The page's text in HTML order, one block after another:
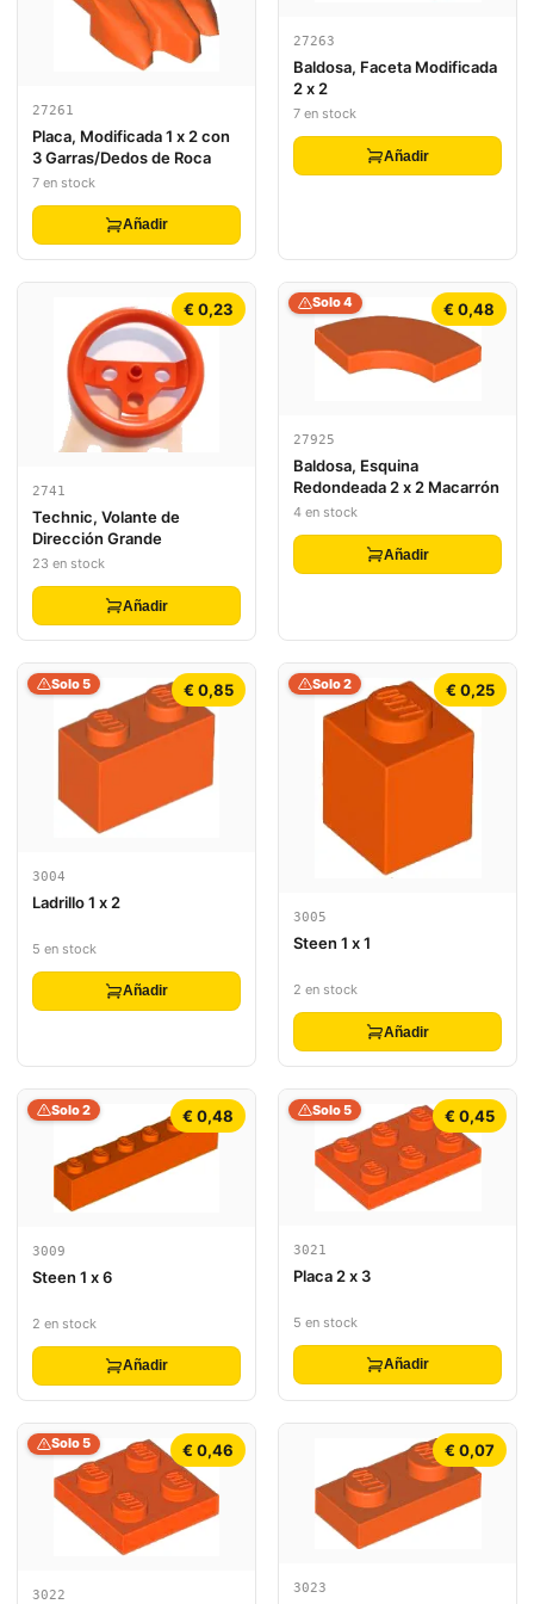
27261
Placa, Modificada 1 x 2 con
3 Garras/Dedos de Roca
7 en stock
Añadir
27263
Baldosa, Faceta Modificada
2 x 2
7 en stock
Añadir
€ 0,23
2741
Technic, Volante de
Dirección Grande
23 en stock
Añadir
€ 0,48
Solo 4
27925
Baldosa, Esquina
Redondeada 2 x 2 Macarrón
4 en stock
Añadir
€ 0,85
Solo 5
3004
Ladrillo 1 x 2
5 en stock
Añadir
€ 0,25
Solo 2
3005
Steen 1 x 1
2 en stock
Añadir
€ 0,48
Solo 2
3009
Steen 1 x 6
2 en stock
Añadir
€ 0,45
Solo 5
3021
Placa 2 x 3
5 en stock
Añadir
€ 0,46
Solo 5
3022
€ 0,07
3023